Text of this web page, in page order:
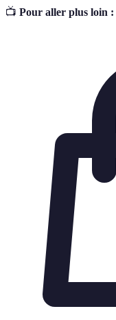
📺 Pour aller plus loin :